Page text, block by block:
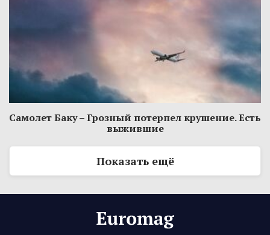
Самолет Баку – Грозный потерпел крушение. Есть
выжившие
Показать ещё